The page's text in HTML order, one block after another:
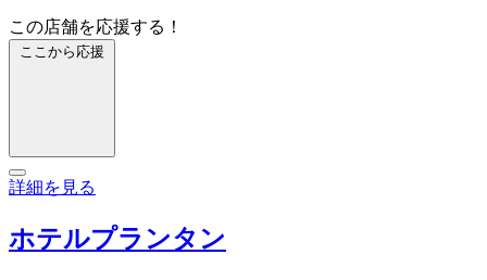
この店舗を応援する！
ここから応援
詳細を見る
ホテルプランタン